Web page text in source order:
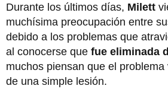
Durante los últimos días, Milett
muchísima preocupación entre
debido a los problemas que
al conocerse que fue eliminada
muchos piensan que el
de una simple lesión.